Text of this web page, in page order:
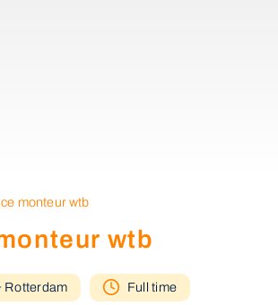
monteur wtb
wtb
Rotterdam Full time